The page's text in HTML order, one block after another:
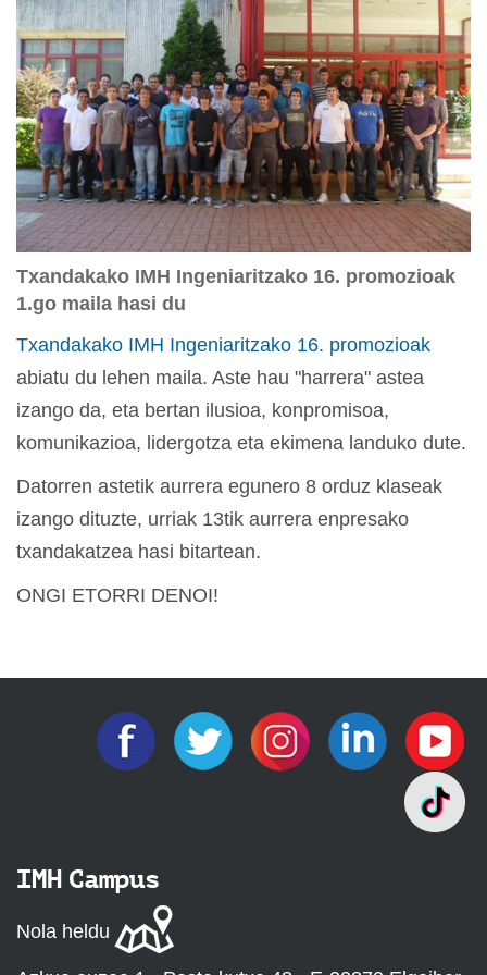
Txandakako IMH Ingeniaritzako 16. promozioak
1.go maila hasi du
Txandakako IMH Ingeniaritzako 16. promozioak
abiatu du lehen maila. Aste hau "harrera" astea
izango da, eta bertan ilusioa, konpromisoa,
komunikazioa, lidergotza eta ekimena landuko dute.
Datorren astetik aurrera egunero 8 orduz klaseak
izango dituzte, urriak 13tik aurrera enpresako
txandakatzea hasi bitartean.
ONGI ETORRI DENOI!
IMH Campus
Nola heldu